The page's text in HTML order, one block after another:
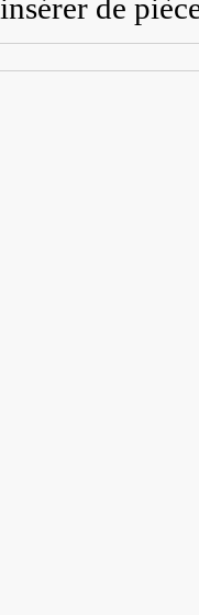
insérer de